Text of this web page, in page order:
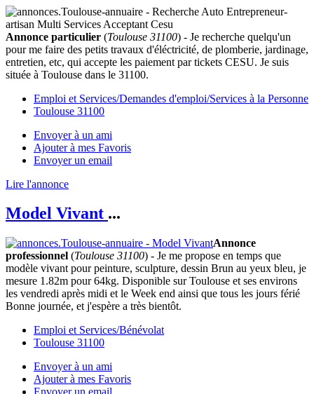
Annonce particulier (Toulouse 31100) - Je recherche quelqu'un
pour me faire des petits travaux d'éléctricité, de plomberie, jardinage,
entretien, etc, qui accepte les paiement par tickets CESU. Je suis
située à Toulouse dans le 31100.
Emploi et Services/Demandes d'emploi/Services à la Personne
Toulouse 31100
Envoyer à un ami
Ajouter à mes Favoris
Envoyer un email
Lire l'annonce
Model Vivant ...
Annonce
professionnel (Toulouse 31100) - Je me propose en temps que
modèle vivant pour peinture, sculpture, dessin Brun au yeux bleu, je
mesure 1.82m pour 64kg. Disponible sur Toulouse et ses environs
les vendredi après midi et le Week end ainsi que tous les jours férié
Bonne journée, et j'espère a très bientôt.
Emploi et Services/Bénévolat
Toulouse 31100
Envoyer à un ami
Ajouter à mes Favoris